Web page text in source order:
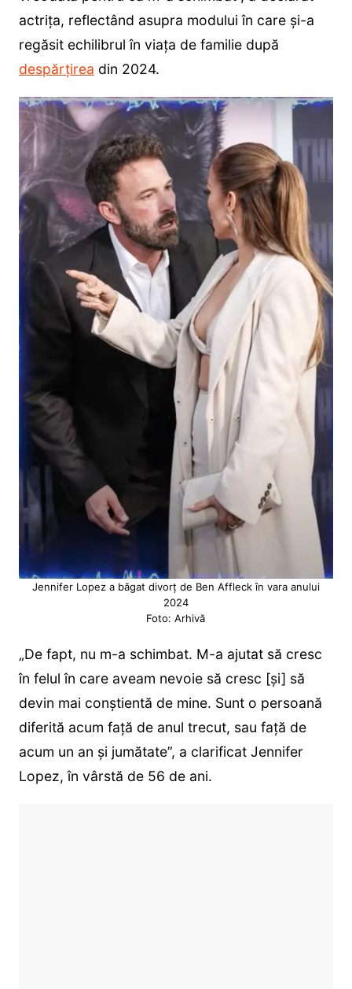
actrița, reflectând asupra modului în care și-a
regăsit echilibrul în viața de familie după
despărțirea din 2024.
Jennifer Lopez a băgat divorț de Ben Affleck în vara anului
2024
Foto: Arhivă
„De fapt, nu m-a schimbat. M-a ajutat să cresc
în felul în care aveam nevoie să cresc [și] să
devin mai conștientă de mine. Sunt o persoană
diferită acum față de anul trecut, sau față de
acum un an și jumătate”, a clarificat Jennifer
Lopez, în vârstă de 56 de ani.